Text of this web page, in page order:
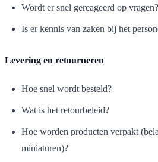
Wordt er snel gereageerd op vragen?
Is er kennis van zaken bij het
Levering en retourneren
Hoe snel wordt besteld?
Wat is het retourbeleid?
Hoe worden producten verpakt
miniaturen)?